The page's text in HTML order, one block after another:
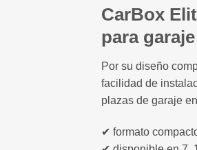
CarBox
para
Por su diseño
facilidad de
plazas de garaje
✔ formato